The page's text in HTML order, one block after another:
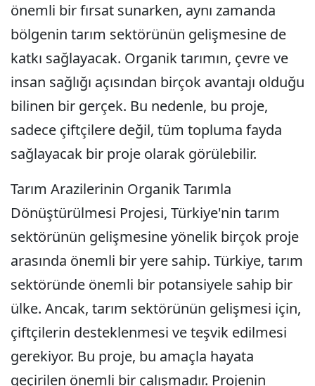
önemli bir fırsat sunarken, aynı zamanda
bölgenin tarım sektörünün gelişmesine de
katkı sağlayacak. Organik tarımın, çevre ve
insan sağlığı açısından birçok avantajı olduğu
bilinen bir gerçek. Bu nedenle, bu proje,
sadece çiftçilere değil, tüm topluma fayda
sağlayacak bir proje olarak görülebilir.
Tarım Arazilerinin Organik Tarımla
Dönüştürülmesi Projesi, Türkiye'nin tarım
sektörünün gelişmesine yönelik birçok proje
arasında önemli bir yere sahip. Türkiye, tarım
sektöründe önemli bir potansiyele sahip bir
ülke. Ancak, tarım sektörünün gelişmesi için,
çiftçilerin desteklenmesi ve teşvik edilmesi
gerekiyor. Bu proje, bu amaçla hayata
geçirilen önemli bir çalışmadır. Projenin